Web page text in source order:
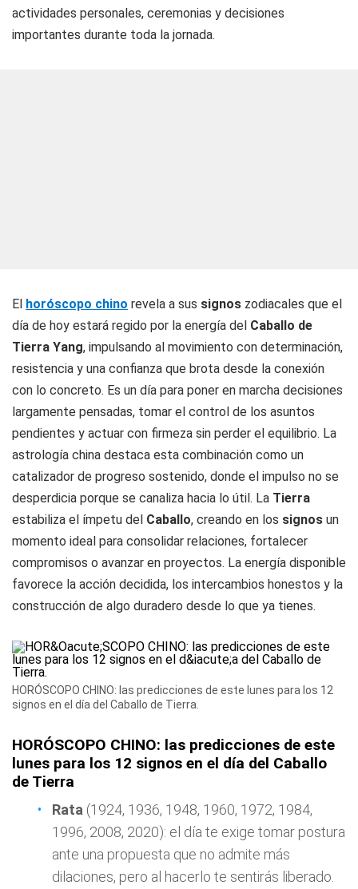
actividades personales, ceremonias y decisiones
importantes durante toda la jornada.
El horóscopo chino revela a sus signos zodiacales que el
día de hoy estará regido por la energía del Caballo de
Tierra Yang, impulsando al movimiento con determinación,
resistencia y una confianza que brota desde la conexión
con lo concreto. Es un día para poner en marcha decisiones
largamente pensadas, tomar el control de los asuntos
pendientes y actuar con firmeza sin perder el equilibrio. La
astrología china destaca esta combinación como un
catalizador de progreso sostenido, donde el impulso no se
desperdicia porque se canaliza hacia lo útil. La Tierra
estabiliza el ímpetu del Caballo, creando en los signos un
momento ideal para consolidar relaciones, fortalecer
compromisos o avanzar en proyectos. La energía disponible
favorece la acción decidida, los intercambios honestos y la
construcción de algo duradero desde lo que ya tienes.
HORÓSCOPO CHINO: las predicciones de este lunes para los 12
signos en el día del Caballo de Tierra.
HORÓSCOPO CHINO: las predicciones de este
lunes para los 12 signos en el día del Caballo
de Tierra
Rata (1924, 1936, 1948, 1960, 1972, 1984,
1996, 2008, 2020): el día te exige tomar postura
ante una propuesta que no admite más
dilaciones, pero al hacerlo te sentirás liberado.